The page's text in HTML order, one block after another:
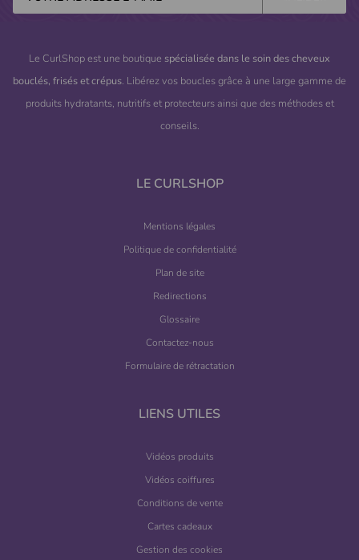
Le CurlShop est une boutique spécialisée dans le soin des cheveux
bouclés, frisés et crépus. Libérez vos boucles grâce à une large gamme de
produits hydratants, nutritifs et protecteurs ainsi que des méthodes et
conseils.
LE CURLSHOP
Mentions légales
Politique de confidentialité
Plan de site
Redirections
Glossaire
Contactez-nous
Formulaire de rétractation
LIENS UTILES
Vidéos produits
Vidéos coiffures
Conditions de vente
Cartes cadeaux
Gestion des cookies